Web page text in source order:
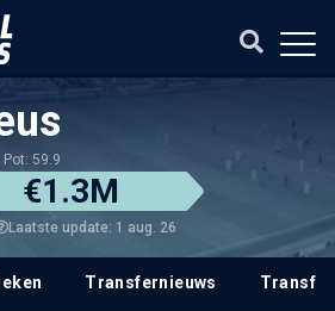
Pot: 59.9
€1.3M
Laatste update: 1 aug. 26
Transfernieuws